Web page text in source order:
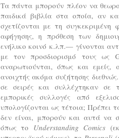
Τα πάντα μπορούν πλέον να
παιδικά βιβλία στα οποία, αν
σχετίζονται με τη
αφήγησης, η πρόθεση των
ενήλικο κοινό κ.λπ.— γίνονται
με τον προσδιορισμό τους ως
αναρωτιούνται, όπως και εμείς,
ανοιχτής ακόμα συζήτησης
σε σειρές και συλλέχτηκαν σε
εμπορικές συλλογές από
υπολογίζονται ως τέτοια; Πρέπει
δεν είναι, μπορούν και αυτά να
όπως το Understanding Comics